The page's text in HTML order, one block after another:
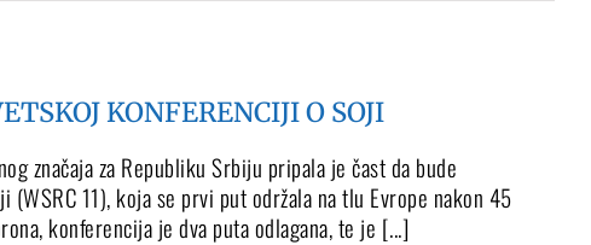
KONFERENCIJI O SOJI
značaja za Republiku Srbiju pripala je čast da bude
11), koja se prvi put održala na tlu Evrope nakon 45
konferencija je dva puta odlagana, te je [...]